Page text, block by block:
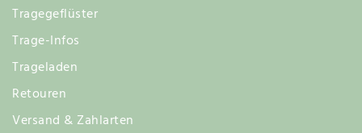
Tragegeflüster
Trage-Infos
Trageladen
Retouren
Versand & Zahlarten